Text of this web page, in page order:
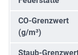
CO-Grenzwert
(g/m³)
Staub-